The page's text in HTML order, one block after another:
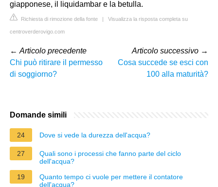
giapponese, il liquidambar e la betulla.
Richiesta di rimozione della fonte | Visualizza la risposta completa su
centroverderovigo.com
← Articolo precedente
Chi può ritirare il permesso
di soggiorno?
Articolo successivo →
Cosa succede se esci con
100 alla maturità?
Domande simili
24 Dove si vede la durezza dell'acqua?
27
Quali sono i processi che fanno parte del ciclo
dell'acqua?
19
Quanto tempo ci vuole per mettere il contatore
dell'acqua?